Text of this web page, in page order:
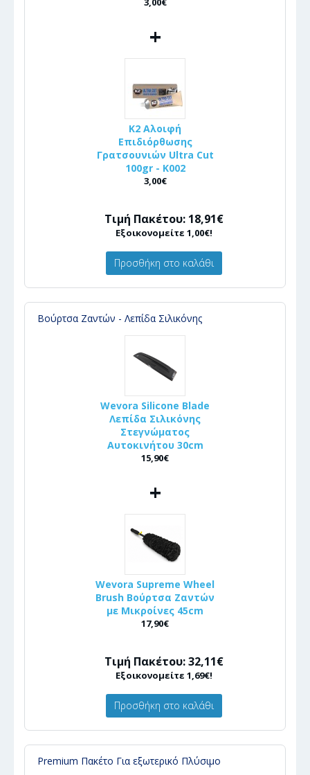
+
K2 Αλοιφή
Επιδιόρθωσης
Γρατσουνιών Ultra Cut
100gr - Κ002
3,00€
Τιμή Πακέτου: 18,91€
Εξοικονομείτε 1,00€!
Προσθήκη στο καλάθι
Βούρτσα Ζαντών - Λεπίδα Σιλικόνης
Wevora Silicone Blade
Λεπίδα Σιλικόνης
Στεγνώματος
Αυτοκινήτου 30cm
15,90€
+
Wevora Supreme Wheel
Brush Βούρτσα Ζαντών
με Μικροίνες 45cm
17,90€
Τιμή Πακέτου: 32,11€
Εξοικονομείτε 1,69€!
Προσθήκη στο καλάθι
Premium Πακέτο Για εξωτερικό Πλύσιμο